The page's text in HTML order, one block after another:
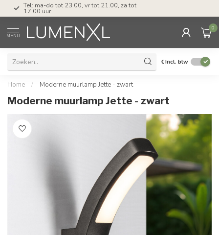
Tel: ma-do tot 23.00, vr tot 21.00, za tot
17.00 uur
MENU
0
€Incl. btw
Home / Moderne muurlamp Jette - zwart
Moderne muurlamp Jette - zwart